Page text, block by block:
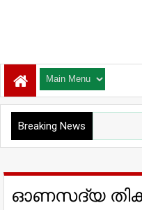
Breaking News
ഓണസദ്യ